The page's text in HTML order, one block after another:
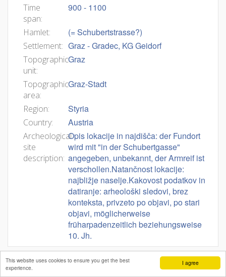
I agree
This website uses cookies to ensure you get the best
experience.
Time
span:
900 - 1100
Hamlet: (= Schubertstrasse?)
Settlement: Graz - Gradec, KG Geidorf
Topographic
unit:
Graz
Topographic
area:
Graz-Stadt
Region: Styria
Country: Austria
Archeological
site
description:
Opis lokacije in najdišča: der Fundort
wird mit "in der Schubertgasse"
angegeben, unbekannt, der Armreif ist
verschollen.Natančnost lokacije:
najbližje naselje.Kakovost podatkov in
datiranje: arheološki sledovi, brez
konteksta, privzeto po objavi, po stari
objavi, möglicherweise
früharpadenzeitlich beziehungsweise
10. Jh.